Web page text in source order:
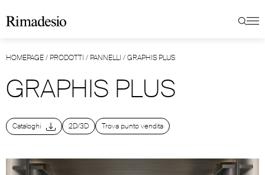
HOMEPAGE/ PRODOTTI / PANNELLI /GRAPHIS PLUS
GRAPHIS PLUS
Cataloghi 2D/3D Trova punto vendita